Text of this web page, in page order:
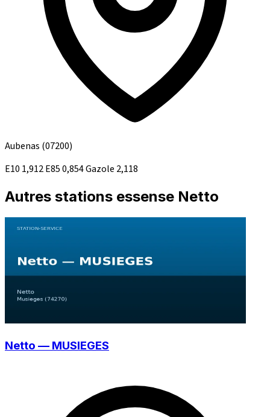
Aubenas (07200)
E10 1,912E850,854Gazole 2,118
Autres stations essense Netto
Netto — MUSIEGES